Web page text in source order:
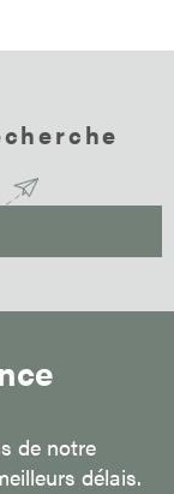
de notre
délais.